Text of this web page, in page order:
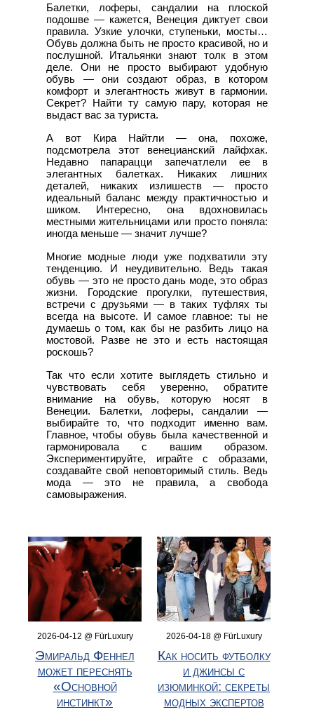
Балетки, лоферы, сандалии на плоской
подошве — кажется, Венеция диктует свои
правила. Узкие улочки, ступеньки, мосты…
Обувь должна быть не просто красивой, но и
послушной. Итальянки знают толк в этом
деле. Они не просто выбирают удобную
обувь — они создают образ, в котором
комфорт и элегантность живут в гармонии.
Секрет? Найти ту самую пару, которая не
выдаст вас за туриста.
А вот Кира Найтли — она, похоже,
подсмотрела этот венецианский лайфхак.
Недавно папарацци запечатлели ее в
элегантных балетках. Никаких лишних
деталей, никаких излишеств — просто
идеальный баланс между практичностью и
шиком. Интересно, она вдохновилась
местными жительницами или просто поняла:
иногда меньше — значит лучше?
Многие модные люди уже подхватили эту
тенденцию. И неудивительно. Ведь такая
обувь — это не просто дань моде, это образ
жизни. Городские прогулки, путешествия,
встречи с друзьями — в таких туфлях ты
всегда на высоте. И самое главное: ты не
думаешь о том, как бы не разбить лицо на
мостовой. Разве не это и есть настоящая
роскошь?
Так что если хотите выглядеть стильно и
чувствовать себя уверенно, обратите
внимание на обувь, которую носят в
Венеции. Балетки, лоферы, сандалии —
выбирайте то, что подходит именно вам.
Главное, чтобы обувь была качественной и
гармонировала с вашим образом.
Экспериментируйте, играйте с образами,
создавайте свой неповторимый стиль. Ведь
мода — это не правила, а свобода
самовыражения.
2026-04-12 @ FürLuxury
Эмиральд Феннел
может переснять
«Основной
инстинкт»
2026-04-18 @ FürLuxury
Как носить футболку
и джинсы с
изюминкой: секреты
модных экспертов